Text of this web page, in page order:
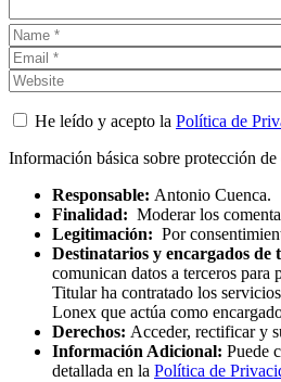
He leído y acepto la Política de
Información básica sobre protección de
Responsable: Antonio Cuenca.
Finalidad: Moderar los
Legitimación: Por
Destinatarios y encargados de
comunican datos a terceros para
Titular ha contratado los
Lonex que actúa como
Derechos: Acceder, rectificar y
Información Adicional: Puede
detallada en la Política de